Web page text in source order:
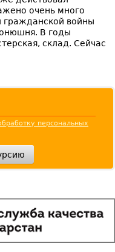
очень много
гражданской войны
В годы
склад. Сейчас
персональных